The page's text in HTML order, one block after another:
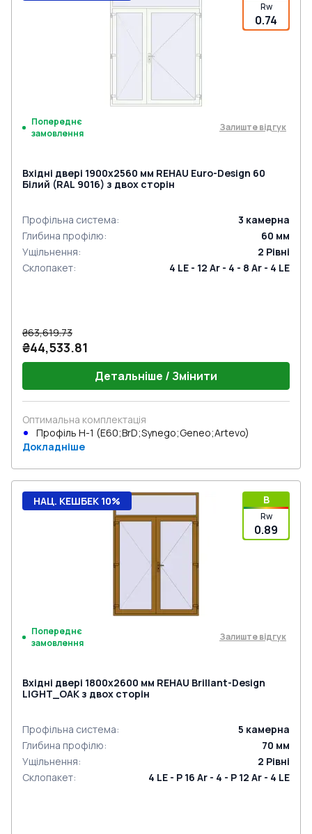
Rw
0.74
Попереднє
замовлення
Залиште відгук
Вхідні двері 1900x2560 мм REHAU Euro-Design 60
Білий (RAL 9016) з двох сторін
Профільна система: 3 камерна
Глибина профілю: 60 мм
Ущільнення: 2 Рівні
Склопакет: 4 LE - 12 Ar - 4 - 8 Ar - 4 LE
₴63,619.73
₴44,533.81
Детальніше / Змінити
Оптимальна комплектація
Профіль Н-1 (E60;BrD;Synego;Geneo;Artevo)
Докладніше
B
Rw
0.89
НАЦ. КЕШБЕК 10%
Попереднє
замовлення
Залиште відгук
Вхідні двері 1800x2600 мм REHAU Brillant-Design
LIGHT_OAK з двох сторін
Профільна система: 5 камерна
Глибина профілю: 70 мм
Ущільнення: 2 Рівні
Склопакет: 4 LE - P 16 Ar - 4 - P 12 Ar - 4 LE